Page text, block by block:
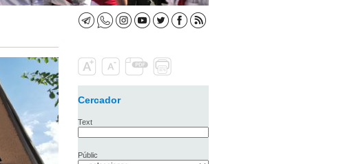
Cercador
Text
Públic